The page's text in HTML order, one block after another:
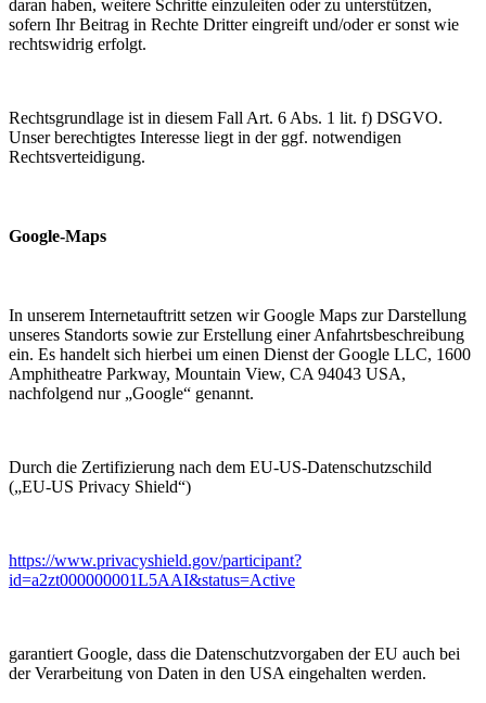
daran haben, weitere Schritte einzuleiten oder zu unterstützen,
sofern Ihr Beitrag in Rechte Dritter eingreift und/oder er sonst wie
rechtswidrig erfolgt.
Rechtsgrundlage ist in diesem Fall Art. 6 Abs. 1 lit. f) DSGVO.
Unser berechtigtes Interesse liegt in der ggf. notwendigen
Rechtsverteidigung.
Google-Maps
In unserem Internetauftritt setzen wir Google Maps zur Darstellung
unseres Standorts sowie zur Erstellung einer Anfahrtsbeschreibung
ein. Es handelt sich hierbei um einen Dienst der Google LLC, 1600
Amphitheatre Parkway, Mountain View, CA 94043 USA,
nachfolgend nur „Google“ genannt.
Durch die Zertifizierung nach dem EU-US-Datenschutzschild
(„EU-US Privacy Shield“)
https://www.privacyshield.gov/participant?
id=a2zt000000001L5AAI&status=Active
garantiert Google, dass die Datenschutzvorgaben der EU auch bei
der Verarbeitung von Daten in den USA eingehalten werden.